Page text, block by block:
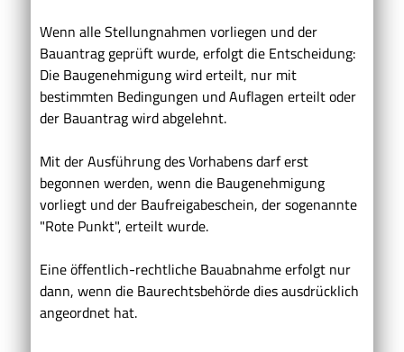
Wenn alle Stellungnahmen vorliegen und der
Bauantrag geprüft wurde, erfolgt die Entscheidung:
Die Baugenehmigung wird erteilt, nur mit
bestimmten Bedingungen und Auflagen erteilt oder
der Bauantrag wird abgelehnt.
Mit der Ausführung des Vorhabens darf erst
begonnen werden, wenn die Baugenehmigung
vorliegt und der Baufreigabeschein, der sogenannte
"Rote Punkt", erteilt wurde.
Eine öffentlich-rechtliche Bauabnahme erfolgt nur
dann, wenn die Baurechtsbehörde dies ausdrücklich
angeordnet hat.